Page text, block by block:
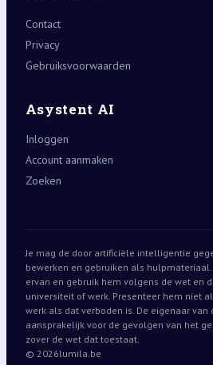
Contact
Privacy
Gebruiksvoorwaarden
Asystent AI
Inloggen
Account aanmaken
Zoeken
Je mag de door artificiële intelligentie
bewerken en gebruiken als
ervan en gebruik hem volgens de wet en
universiteit of werk. Presenteer hem niet
werk als dat verboden is. De eigenaar van
aansprakelijk voor de gevolgen van het
zover de wet dat toestaat.
© 2026lumila.be